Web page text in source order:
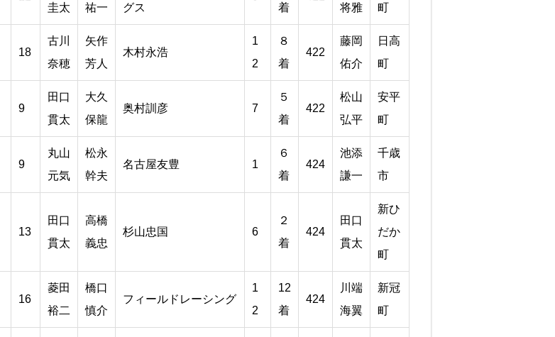
圭太
祐一
グス
着
将雅
町
18
古川
奈穂
矢作
芳人
木村永浩
1
2
８
着
422
藤岡
佑介
日高
町
9
田口
貫太
大久
保龍
奥村訓彦 7
５
着
422
松山
弘平
安平
町
9
丸山
元気
松永
幹夫
名古屋友豊 1
６
着
424
池添
謙一
千歳
市
13
田口
貫太
高橋
義忠
杉山忠国 6
２
着
424
田口
貫太
新ひ
だか
町
16
菱田
裕二
橋口
慎介
フィールドレーシング
1
2
12
着
424
川端
海翼
新冠
町